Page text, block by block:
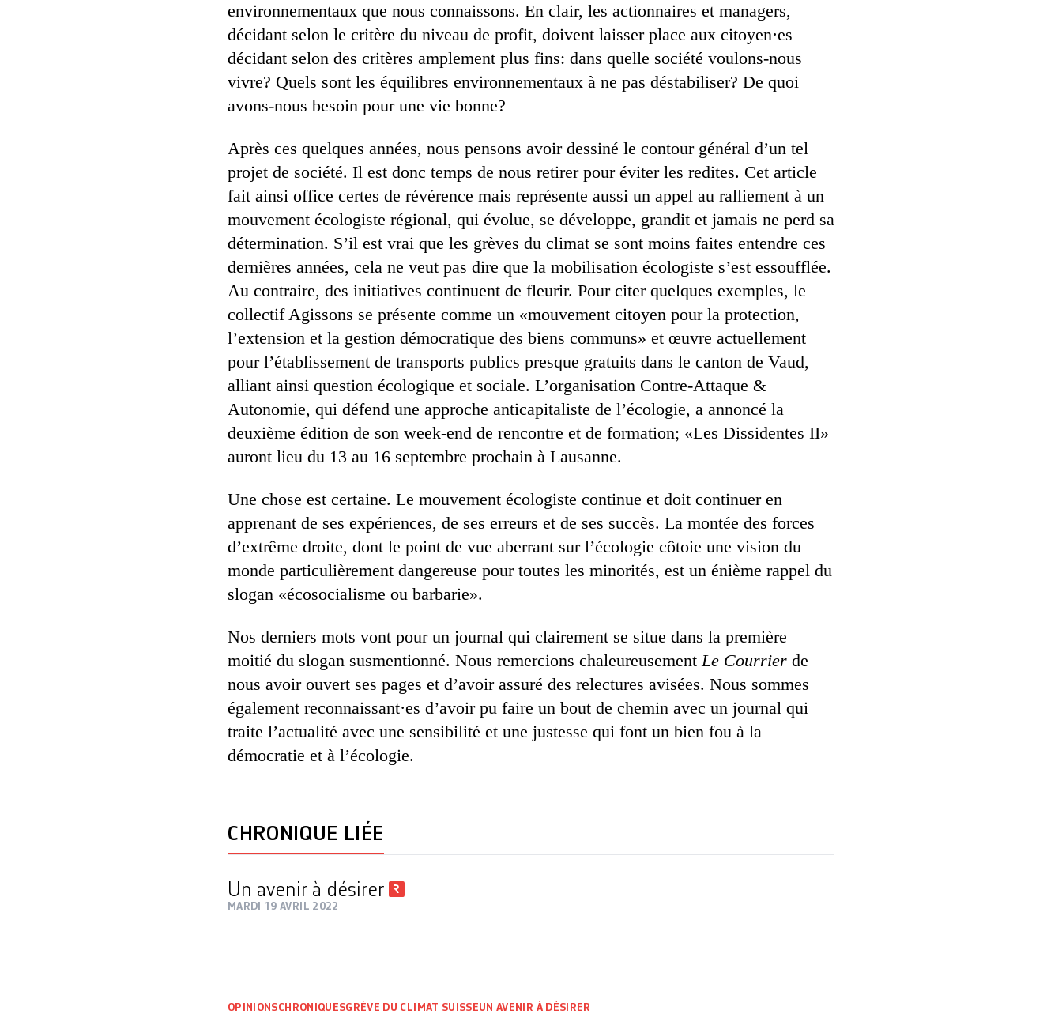
environnementaux que nous connaissons. En clair, les actionnaires et managers,
décidant selon le critère du niveau de profit, doivent laisser place aux citoyen·es
décidant selon des critères amplement plus fins: dans quelle société voulons-nous
vivre? Quels sont les équilibres environnementaux à ne pas déstabiliser? De quoi
avons-nous besoin pour une vie bonne?
Après ces quelques années, nous pensons avoir dessiné le contour général d’un tel
projet de société. Il est donc temps de nous retirer pour éviter les redites. Cet article
fait ainsi office certes de révérence mais représente aussi un appel au ralliement à un
mouvement écologiste régional, qui évolue, se développe, grandit et jamais ne perd sa
détermination. S’il est vrai que les grèves du climat se sont moins faites entendre ces
dernières années, cela ne veut pas dire que la mobilisation écologiste s’est essoufflée.
Au contraire, des initiatives continuent de fleurir. Pour citer quelques exemples, le
collectif Agissons se présente comme un «mouvement citoyen pour la protection,
l’extension et la gestion démocratique des biens communs» et œuvre actuellement
pour l’établissement de transports publics presque gratuits dans le canton de Vaud,
alliant ainsi question écologique et sociale. L’organisation Contre-Attaque &
Autonomie, qui défend une approche anticapitaliste de l’écologie, a annoncé la
deuxième édition de son week-end de rencontre et de formation; «Les Dissidentes II»
auront lieu du 13 au 16 septembre prochain à Lausanne.
Une chose est certaine. Le mouvement écologiste continue et doit continuer en
apprenant de ses expériences, de ses erreurs et de ses succès. La montée des forces
d’extrême droite, dont le point de vue aberrant sur l’écologie côtoie une vision du
monde particulièrement dangereuse pour toutes les minorités, est un énième rappel du
slogan «écosocialisme ou barbarie».
Nos derniers mots vont pour un journal qui clairement se situe dans la première
moitié du slogan susmentionné. Nous remercions chaleureusementLe Courrier de
nous avoir ouvert ses pages et d’avoir assuré des relectures avisées. Nous sommes
également reconnaissant·es d’avoir pu faire un bout de chemin avec un journal qui
traite l’actualité avec une sensibilité et une justesse qui font un bien fou à la
démocratie et à l’écologie.
CHRONIQUE LIÉE
Un avenir à désirer
MARDI 19 AVRIL 2022
OPINIONSCHRONIQUESGRÈVE DU CLIMAT SUISSEUN AVENIR À DÉSIRER